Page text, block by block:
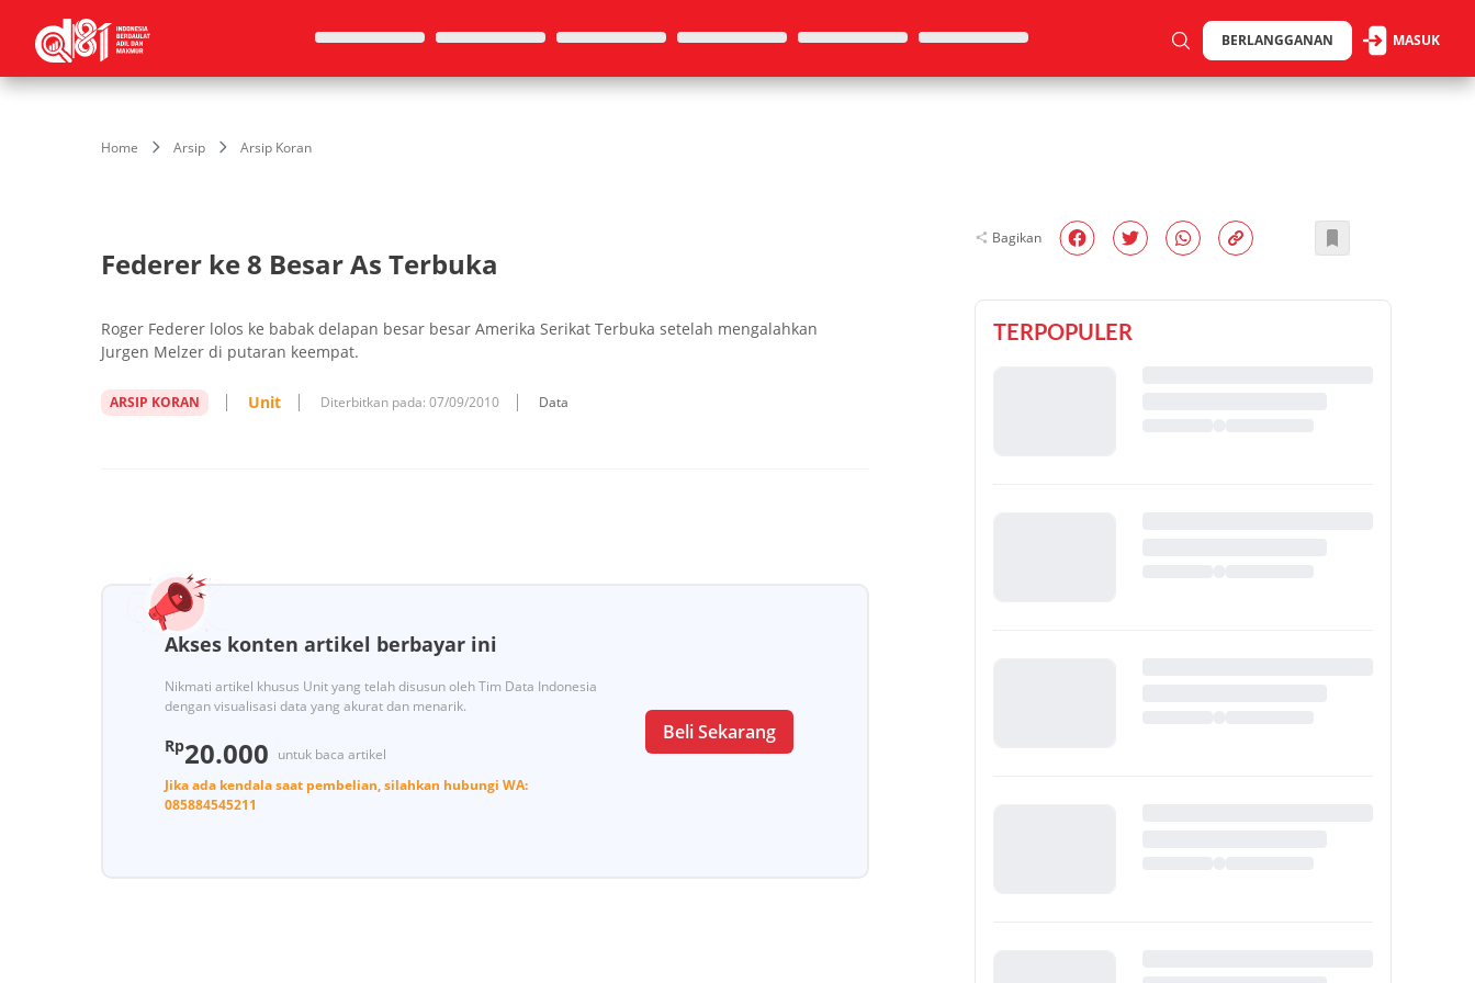
BERLANGGANAN MASUK
Home Arsip Arsip Koran
Federer ke 8 Besar As Terbuka
Roger Federer lolos ke babak delapan besar besar Amerika Serikat Terbuka setelah mengalahkan
Jurgen Melzer di putaran keempat.
ARSIP KORAN Unit Diterbitkan pada: 07/09/2010 Data
Akses konten artikel berbayar ini
Nikmati artikel khusus Unit yang telah disusun oleh Tim Data Indonesia
dengan visualisasi data yang akurat dan menarik.
Rp20.000 untuk baca artikel
Jika ada kendala saat pembelian, silahkan hubungi WA:
085884545211
Beli Sekarang
Bagikan
TERPOPULER